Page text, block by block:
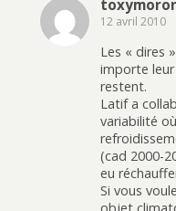
12 avril 2010
Les « dires
importe leur
restent.
Latif a
variabilité
(cad 2000-
eu
Si vous